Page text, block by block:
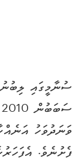
ސުނާމީގައި ލިބުނު
ވަނަދުވަހު